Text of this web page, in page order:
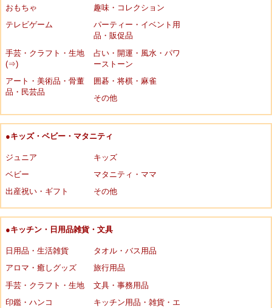
おもちゃ
趣味・コレクション
テレビゲーム
パーティー・イベント用
品・販促品
手芸・クラフト・生地
(⇒)
占い・開運・風水・パワ
ーストーン
アート・美術品・骨董
品・民芸品
囲碁・将棋・麻雀
その他
●キッズ・ベビー・マタニティ
ジュニア
キッズ
ベビー
マタニティ・ママ
出産祝い・ギフト
その他
●キッチン・日用品雑貨・文具
日用品・生活雑貨
タオル・バス用品
アロマ・癒しグッズ
旅行用品
手芸・クラフト・生地
文具・事務用品
印鑑・ハンコ
キッチン用品・雑貨・エ